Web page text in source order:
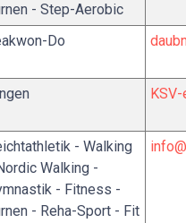
- Step-Aerobic
Do
- Walking
Walking -
- Fitness -
- Reha-Sport - Fit